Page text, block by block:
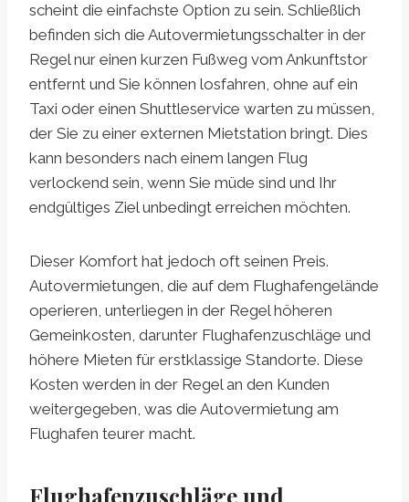
scheint die einfachste Option zu sein. Schließlich
befinden sich die Autovermietungsschalter in der
Regel nur einen kurzen Fußweg vom Ankunftstor
entfernt und Sie können losfahren, ohne auf ein
Taxi oder einen Shuttleservice warten zu müssen,
der Sie zu einer externen Mietstation bringt. Dies
kann besonders nach einem langen Flug
verlockend sein, wenn Sie müde sind und Ihr
endgültiges Ziel unbedingt erreichen möchten.
Dieser Komfort hat jedoch oft seinen Preis.
Autovermietungen, die auf dem Flughafengelände
operieren, unterliegen in der Regel höheren
Gemeinkosten, darunter Flughafenzuschläge und
höhere Mieten für erstklassige Standorte. Diese
Kosten werden in der Regel an den Kunden
weitergegeben, was die Autovermietung am
Flughafen teurer macht.
Flughafenzuschläge und